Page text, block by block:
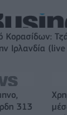
Κορασίδων:
Ιρλανδία
313